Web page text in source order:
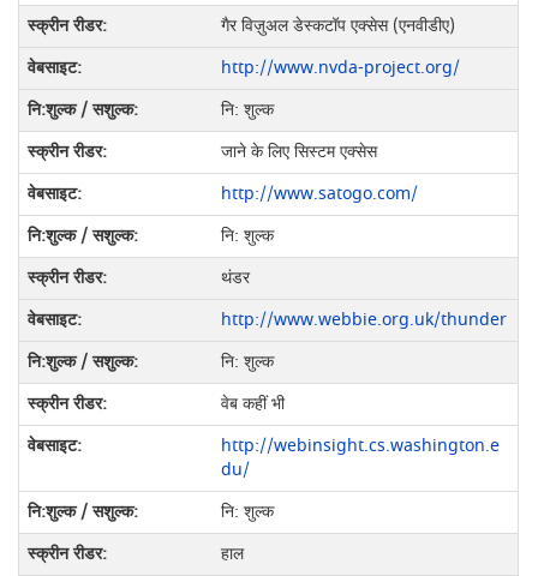
गैर विज़ुअल डेस्कटॉप एक्सेस (एनवीडीए)
http://www.nvda-project.org/
नि: शुल्क
जाने के लिए सिस्टम एक्सेस
http://www.satogo.com/
नि: शुल्क
थंडर
http://www.webbie.org.uk/thunder
नि: शुल्क
वेब कहीं भी
http://webinsight.cs.washington.e
du/
नि: शुल्क
हाल